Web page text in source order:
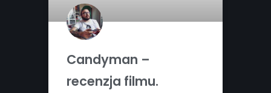
Candyman –
recenzja filmu.